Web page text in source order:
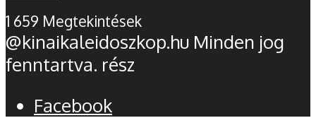
1 659 Megtekintések
@kinaikaleidoszkop.hu Minden jog
fenntartva. rész
Facebook